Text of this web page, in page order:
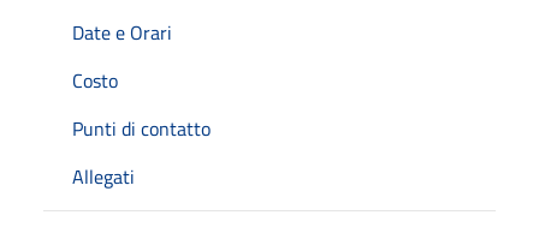
Date e Orari
Costo
Punti di contatto
Allegati